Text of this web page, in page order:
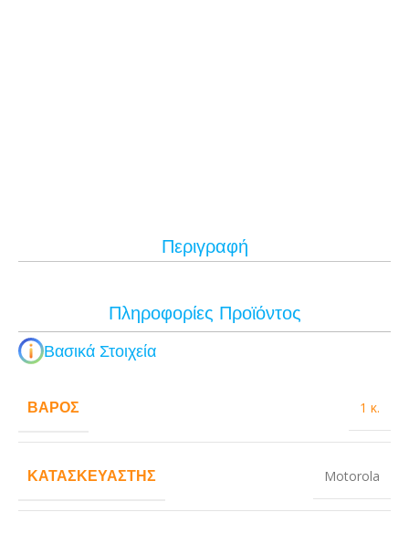
Περιγραφή
Πληροφορίες Προϊόντος
Βασικά Στοιχεία
ΒΆΡΟΣ 1 κ.
ΚΑΤΑΣΚΕΥΑΣΤΉΣ Motorola